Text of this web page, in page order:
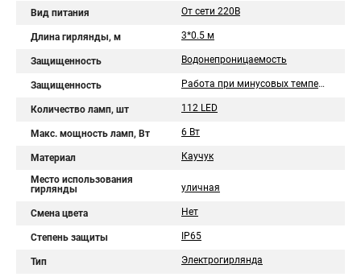
Вид питания От сети 220В
Длина гирлянды, м 3*0.5 м
Защищенность Водонепроницаемость
Защищенность Работа при минусовых температурах
Количество ламп, шт 112 LED
Макс. мощность ламп, Вт 6 Вт
Материал Каучук
Место использования
гирлянды
уличная
Смена цвета Нет
Степень защиты IP65
Тип Электрогирлянда